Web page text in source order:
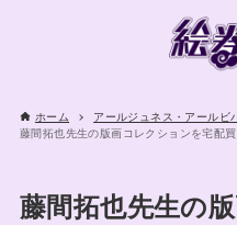
ホーム
アールジュネス・アールビ
藤間拓也先生の版画コレクションを宅配
藤間拓也先生の